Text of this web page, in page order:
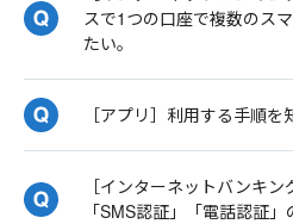
スで1つの口座で複数のス
たい。
［アプリ］利用する手順を
［インターネットバンキン
「SMS認証」「電話認証」